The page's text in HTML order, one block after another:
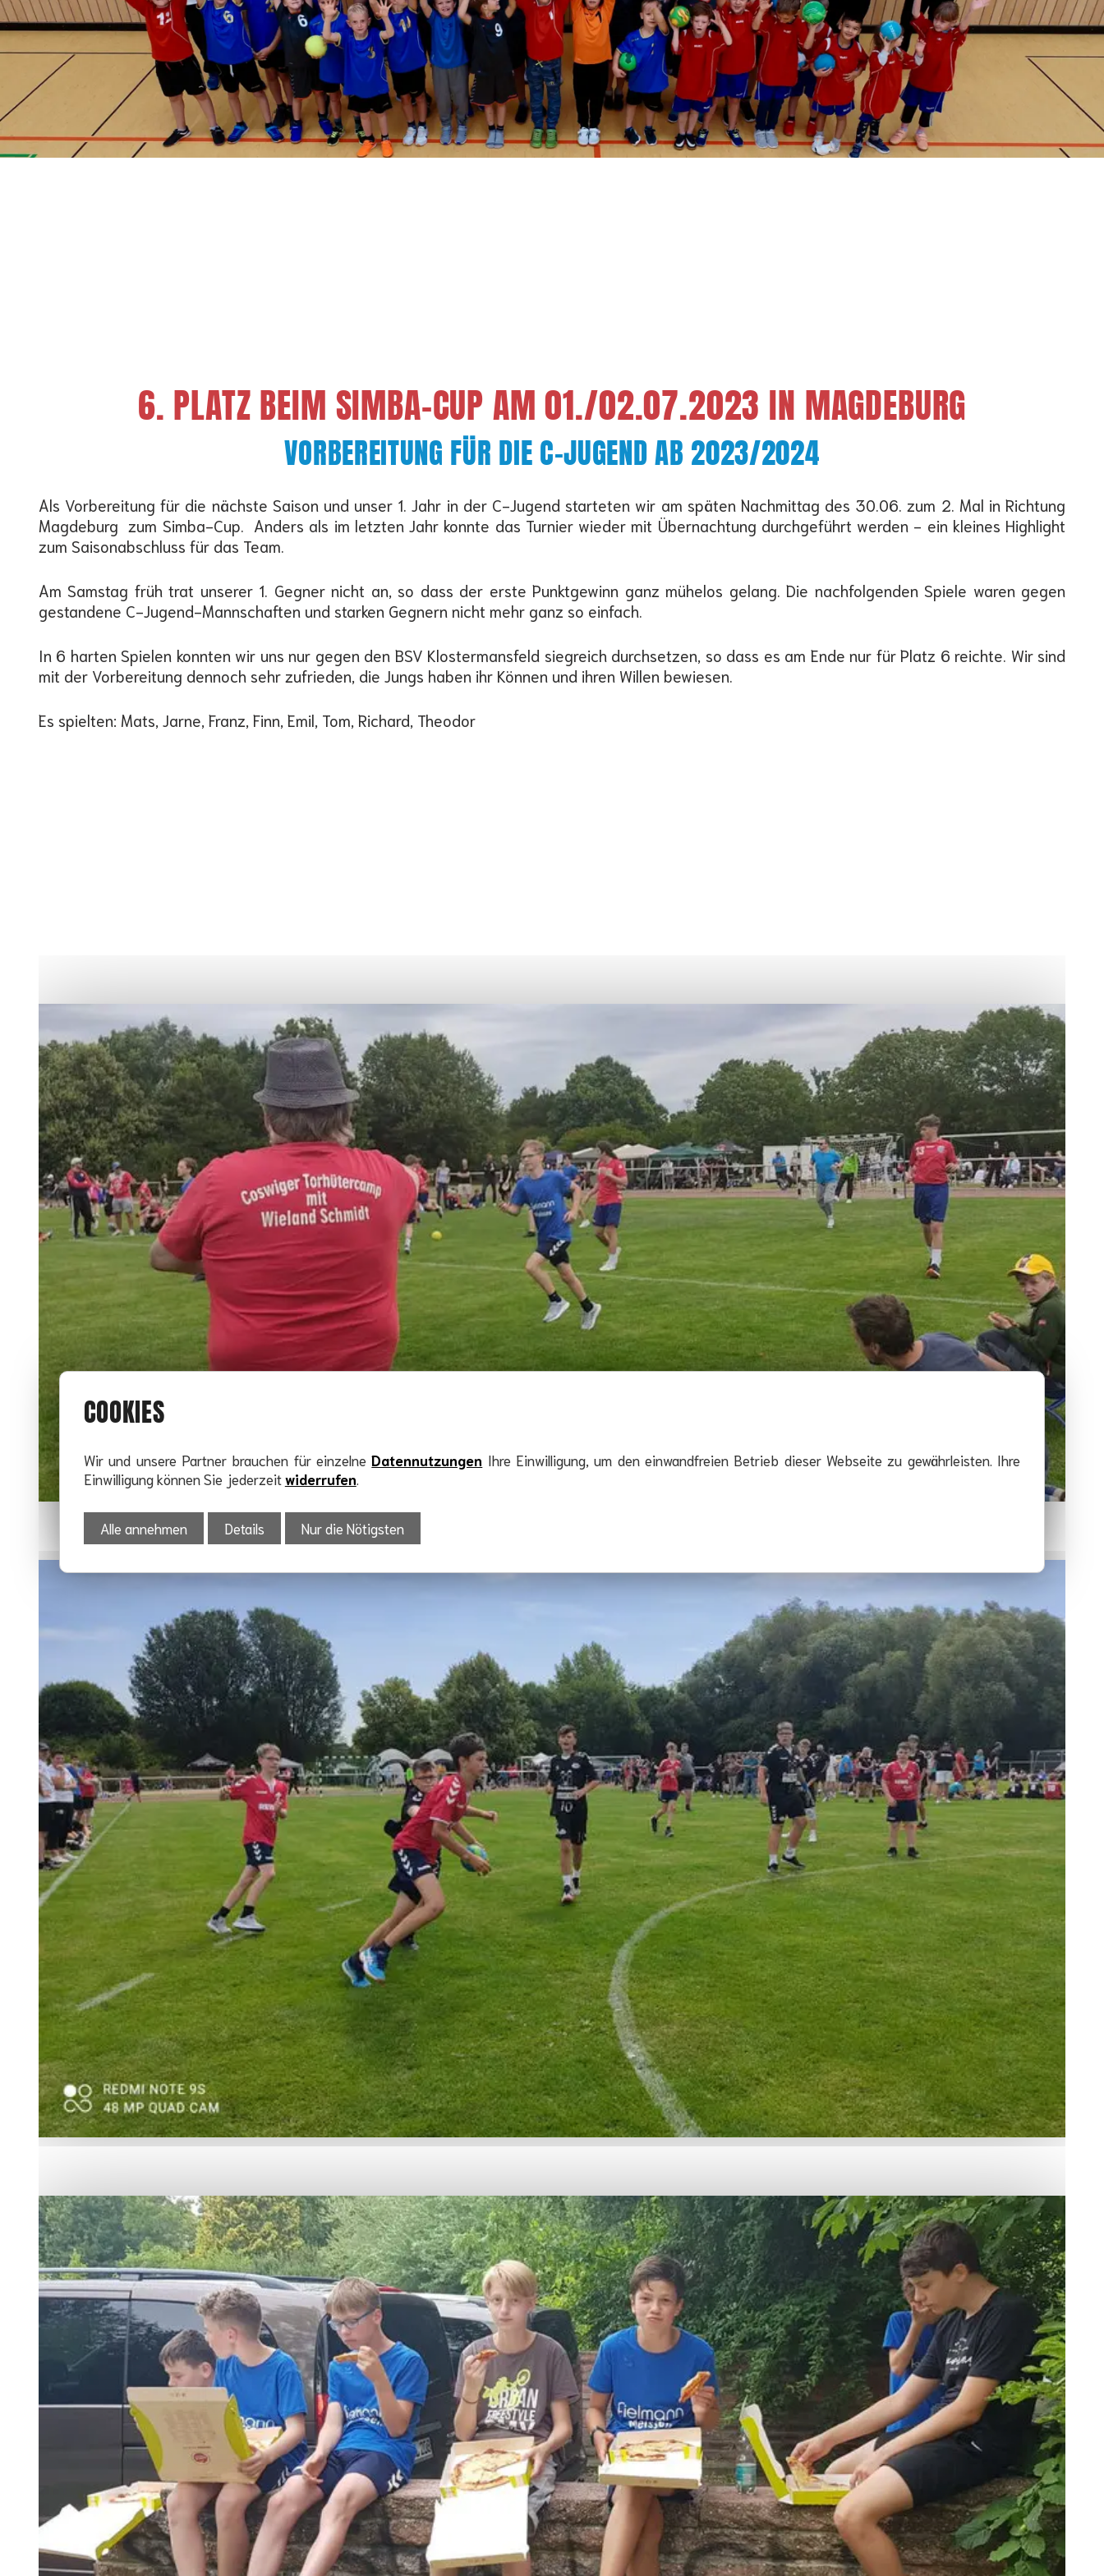
E-Jugend
E-Jugend 2024/25
F-Jugend
F-Jugend 2024/25
G-Jugend
Tabellen und mehr
Archiv
Chronik
6. PLATZ BEIM SIMBA-CUP AM 01./02.07.2023 IN MAGDEBURG
VORBEREITUNG FÜR DIE C-JUGEND AB 2023/2024
Als Vorbereitung für die nächste Saison und unser 1. Jahr in der C-Jugend starteten wir am späten Nachmittag des 30.06. zum 2. Mal in Richtung
Magdeburg zum Simba-Cup. Anders als im letzten Jahr konnte das Turnier wieder mit Übernachtung durchgeführt werden - ein kleines Highlight
zum Saisonabschluss für das Team.
Am Samstag früh trat unserer 1. Gegner nicht an, so dass der erste Punktgewinn ganz mühelos gelang. Die nachfolgenden Spiele waren gegen
gestandene C-Jugend-Mannschaften und starken Gegnern nicht mehr ganz so einfach.
In 6 harten Spielen konnten wir uns nur gegen den BSV Klostermansfeld siegreich durchsetzen, so dass es am Ende nur für Platz 6 reichte. Wir sind
mit der Vorbereitung dennoch sehr zufrieden, die Jungs haben ihr Können und ihren Willen bewiesen.
Es spielten: Mats, Jarne, Franz, Finn, Emil, Tom, Richard, Theodor
COOKIES
Wir und unsere Partner brauchen für einzelneDatennutzungen Ihre Einwilligung, um den einwandfreien Betrieb dieser Webseite zu gewährleisten. Ihre
Einwilligung können Sie jederzeitwiderrufen
Alle annehmen Details Nur die Nötigsten